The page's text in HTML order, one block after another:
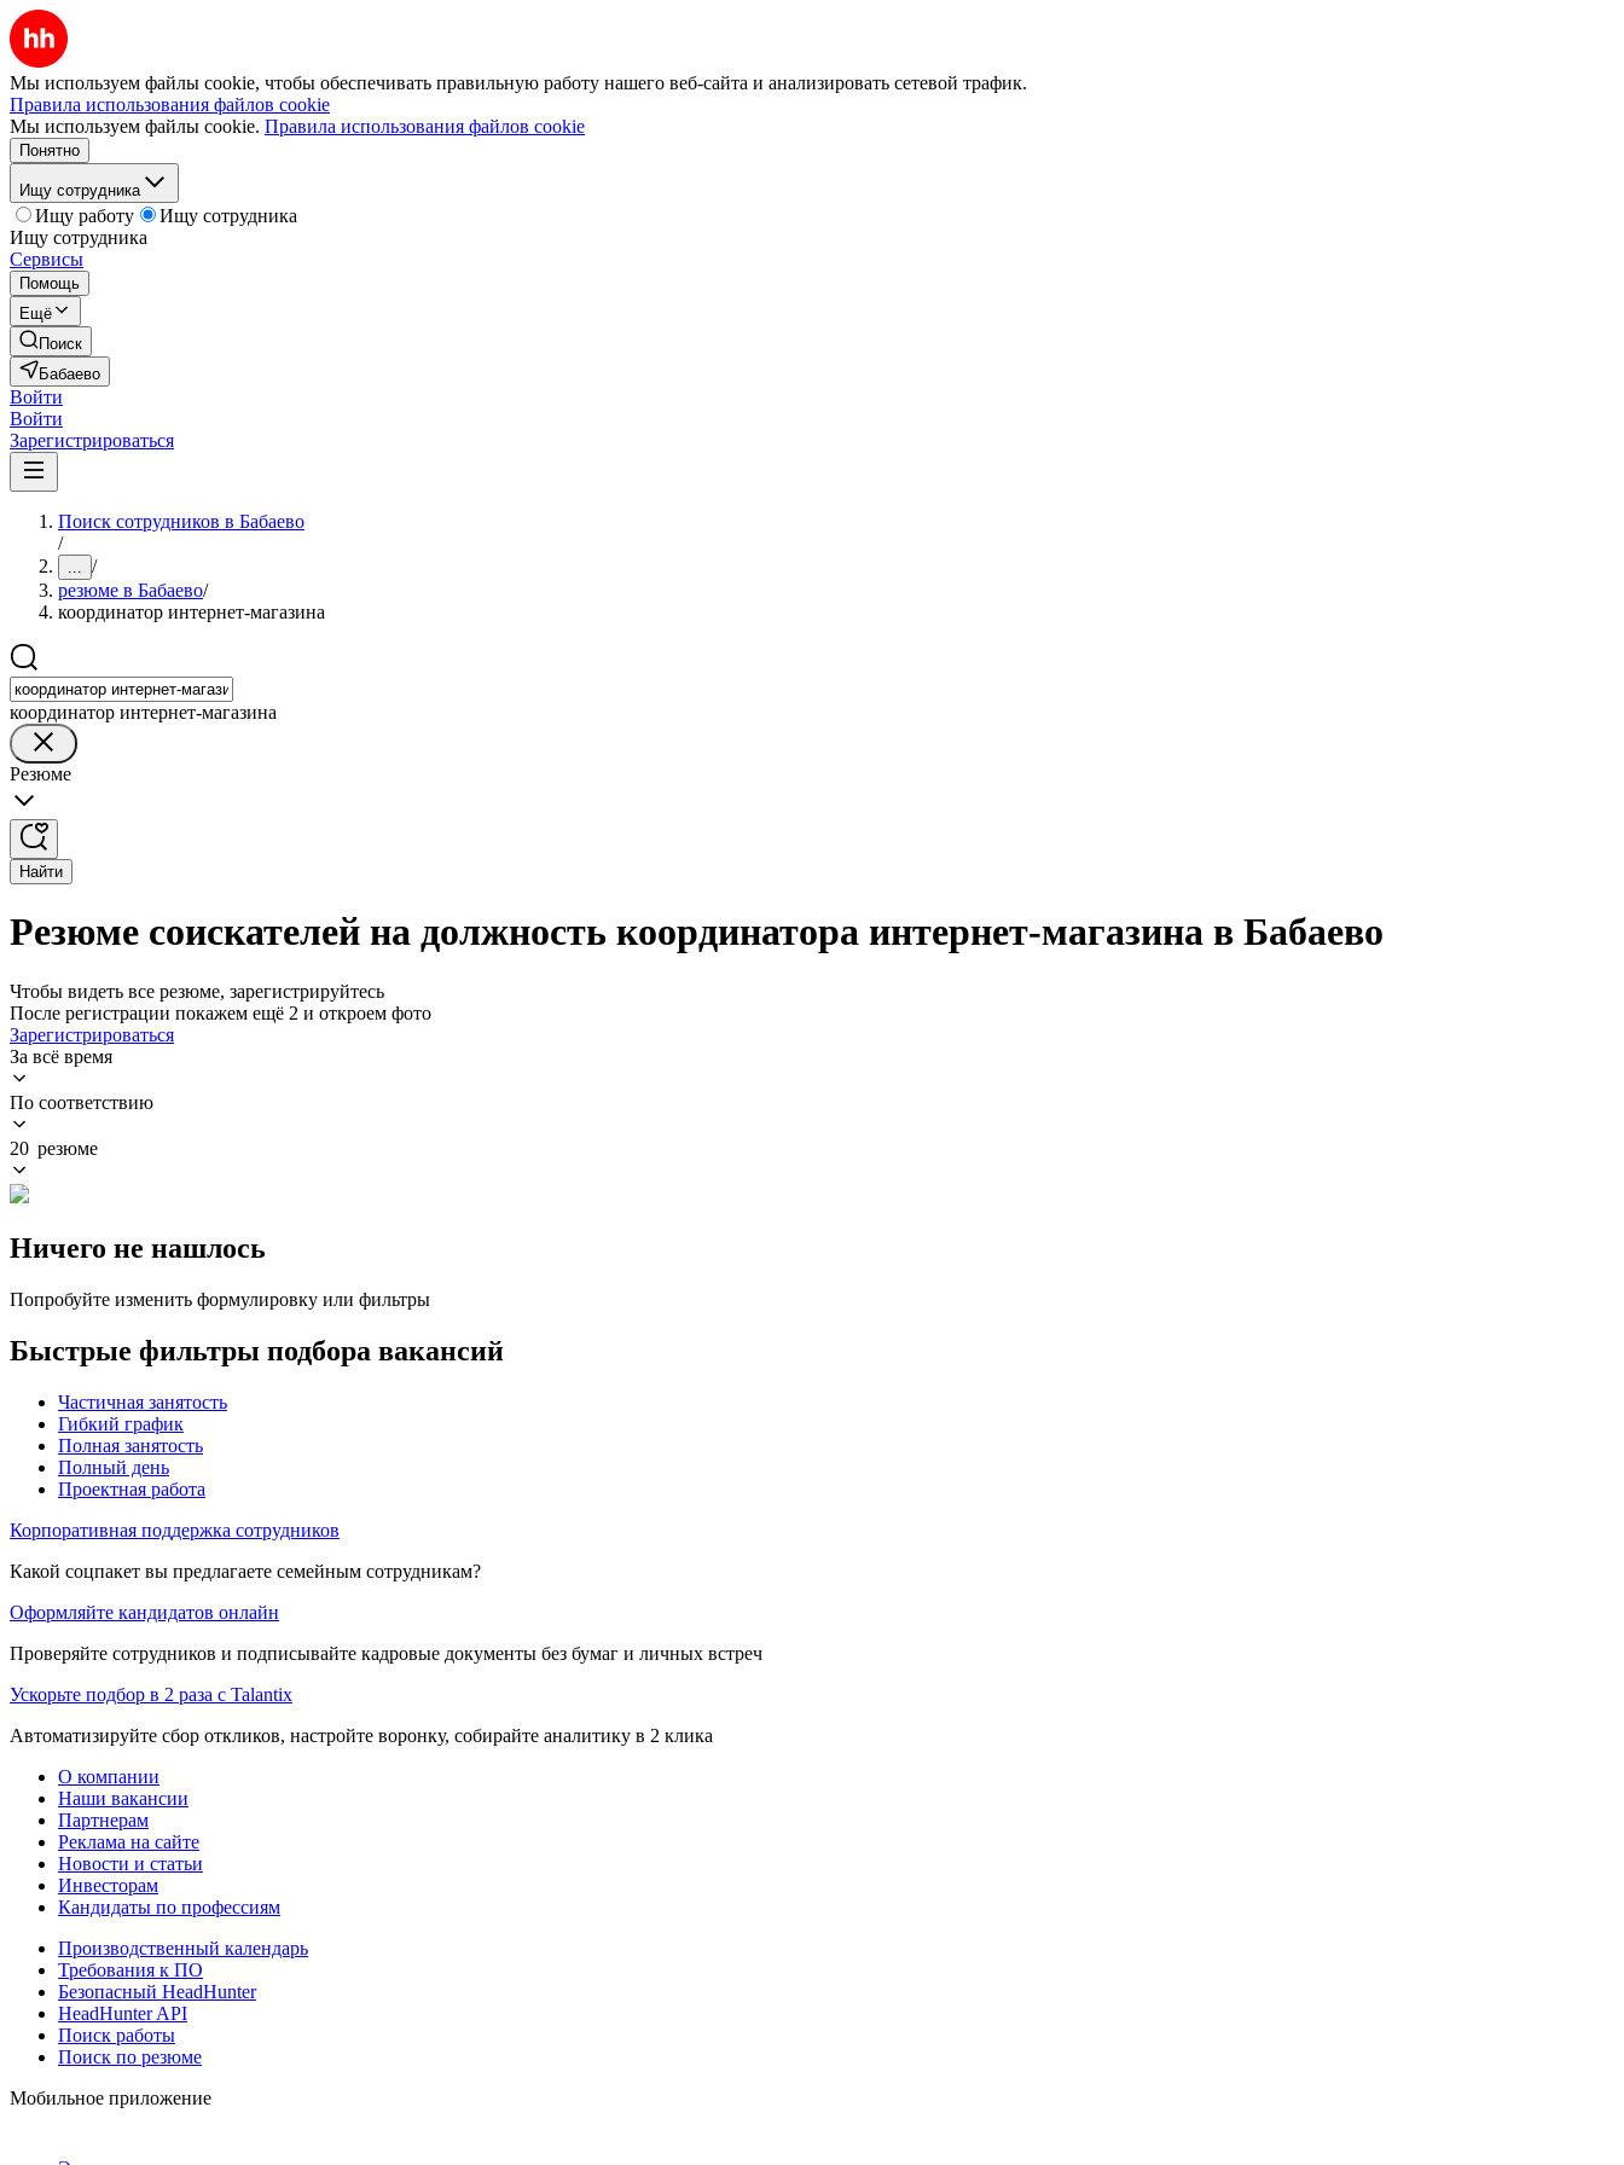
Мы используем файлы cookie, чтобы обеспечивать правильную работу нашего веб-сайта и анализировать сетевой трафик.
Правила использования файлов cookie
Мы используем файлы cookie. Правила использования файлов cookie
Понятно
Ищу сотрудника
Ищу работу
Ищу сотрудника
Ищу сотрудника
Сервисы
Помощь
Ещё
Поиск
Бабаево
Войти
Войти
Зарегистрироваться
Поиск сотрудников в Бабаево
/
... /
резюме в Бабаево/
координатор интернет-магазина
координатор интернет-магазина
Резюме
Найти
Резюме соискателей на должность координатора интернет-магазина в Бабаево
Чтобы видеть все резюме, зарегистрируйтесь
После регистрации покажем ещё 2 и откроем фото
Зарегистрироваться
За всё время
По соответствию
20 резюме
Ничего не нашлось
Попробуйте изменить формулировку или фильтры
Быстрые фильтры подбора вакансий
Частичная занятость
Гибкий график
Полная занятость
Полный день
Проектная работа
Корпоративная поддержка сотрудников
Какой соцпакет вы предлагаете семейным сотрудникам?
Оформляйте кандидатов онлайн
Проверяйте сотрудников и подписывайте кадровые документы без бумаг и личных встреч
Ускорьте подбор в 2 раза с Talantix
Автоматизируйте сбор откликов, настройте воронку, собирайте аналитику в 2 клика
О компании
Наши вакансии
Партнерам
Реклама на сайте
Новости и статьи
Инвесторам
Кандидаты по профессиям
Производственный календарь
Требования к ПО
Безопасный HeadHunter
HeadHunter API
Поиск работы
Поиск по резюме
Мобильное приложение